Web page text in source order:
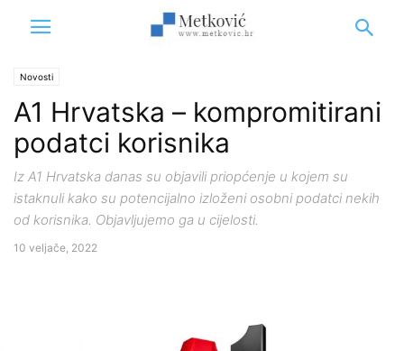
Novosti
A1 Hrvatska – kompromitirani
podatci korisnika
Iz A1 Hrvatska danas su objavili priopćenje u kojem su
istaknuli kako su potencijalno izloženi osobni podatci nekih
od korisnika. Objavljujemo ga u cijelosti.
10 veljače, 2022